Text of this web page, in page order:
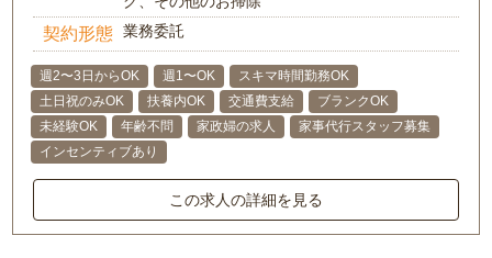
契約形態 業務委託
週2〜3日からOK 週1〜OK
スキマ時間勤務OK
土日祝のみOK
扶養内OK 交通費支給
ブランクOK
未経験OK
年齢不問 家政婦の求人
家事代行スタッフ募集
インセンティブあり
この求人の詳細を見る